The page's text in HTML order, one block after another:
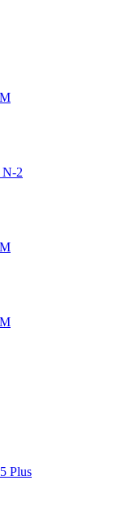
2
Plus